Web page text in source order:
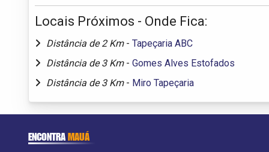
Locais Próximos - Onde Fica:
Distância de 2 Km - Tapeçaria ABC
Distância de 3 Km - Gomes Alves Estofados
Distância de 3 Km - Miro Tapeçaria
ENCONTRAMAUÁ